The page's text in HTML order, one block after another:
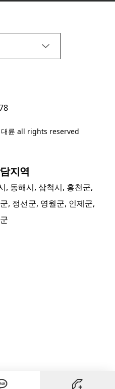
륜 all rights reserved
지역
, 동해시, 삼척시, 홍천군,
, 정선군, 영월군, 인제군,